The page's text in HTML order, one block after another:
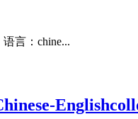
言：chine...